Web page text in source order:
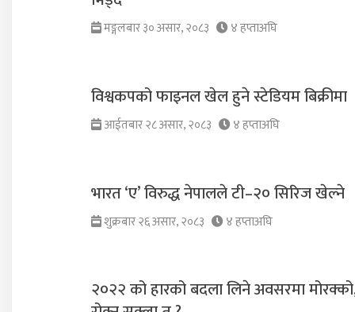
मङ्गलबार ३० असार, २०८३ ४ हप्ताअघि
विश्वकपको फाइनल खेल हुने स्टेडियम बिक्रीमा
आईतबार २८ असार, २०८३ ४ हप्ताअघि
भारत ‘ए’ विरुद्ध नेपालले टी–२० सिरिज खेल्ने
शुक्रबार २६ असार, २०८३ ४ हप्ताअघि
२०२२ को हारको बदला लिने अवसरमा